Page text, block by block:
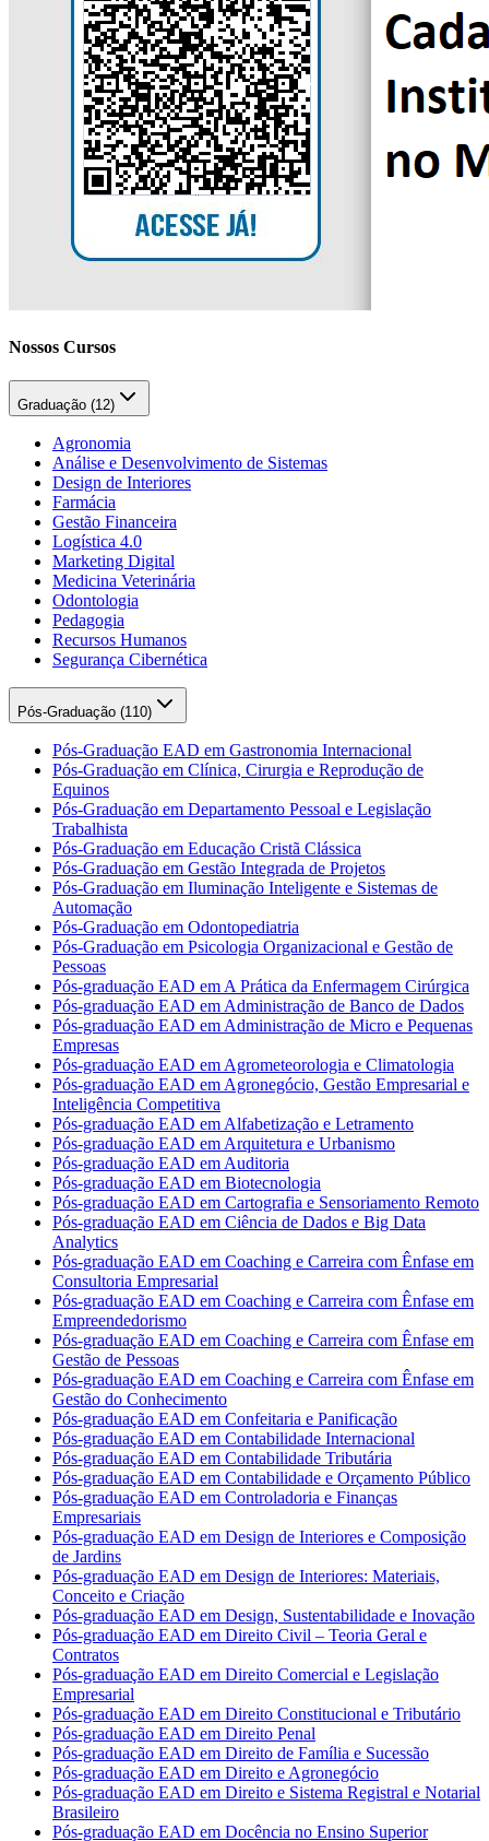
Nossos Cursos
Graduação (12)
Agronomia
Análise e Desenvolvimento de Sistemas
Design de Interiores
Farmácia
Gestão Financeira
Logística 4.0
Marketing Digital
Medicina Veterinária
Odontologia
Pedagogia
Recursos Humanos
Segurança Cibernética
Pós-Graduação (110)
Pós-Graduação EAD em Gastronomia Internacional
Pós-Graduação em Clínica, Cirurgia e Reprodução de
Equinos
Pós-Graduação em Departamento Pessoal e Legislação
Trabalhista
Pós-Graduação em Educação Cristã Clássica
Pós-Graduação em Gestão Integrada de Projetos
Pós-Graduação em Iluminação Inteligente e Sistemas de
Automação
Pós-Graduação em Odontopediatria
Pós-Graduação em Psicologia Organizacional e Gestão de
Pessoas
Pós-graduação EAD em A Prática da Enfermagem Cirúrgica
Pós-graduação EAD em Administração de Banco de Dados
Pós-graduação EAD em Administração de Micro e Pequenas
Empresas
Pós-graduação EAD em Agrometeorologia e Climatologia
Pós-graduação EAD em Agronegócio, Gestão Empresarial e
Inteligência Competitiva
Pós-graduação EAD em Alfabetização e Letramento
Pós-graduação EAD em Arquitetura e Urbanismo
Pós-graduação EAD em Auditoria
Pós-graduação EAD em Biotecnologia
Pós-graduação EAD em Cartografia e Sensoriamento Remoto
Pós-graduação EAD em Ciência de Dados e Big Data
Analytics
Pós-graduação EAD em Coaching e Carreira com Ênfase em
Consultoria Empresarial
Pós-graduação EAD em Coaching e Carreira com Ênfase em
Empreendedorismo
Pós-graduação EAD em Coaching e Carreira com Ênfase em
Gestão de Pessoas
Pós-graduação EAD em Coaching e Carreira com Ênfase em
Gestão do Conhecimento
Pós-graduação EAD em Confeitaria e Panificação
Pós-graduação EAD em Contabilidade Internacional
Pós-graduação EAD em Contabilidade Tributária
Pós-graduação EAD em Contabilidade e Orçamento Público
Pós-graduação EAD em Controladoria e Finanças
Empresariais
Pós-graduação EAD em Design de Interiores e Composição
de Jardins
Pós-graduação EAD em Design de Interiores: Materiais,
Conceito e Criação
Pós-graduação EAD em Design, Sustentabilidade e Inovação
Pós-graduação EAD em Direito Civil – Teoria Geral e
Contratos
Pós-graduação EAD em Direito Comercial e Legislação
Empresarial
Pós-graduação EAD em Direito Constitucional e Tributário
Pós-graduação EAD em Direito Penal
Pós-graduação EAD em Direito de Família e Sucessão
Pós-graduação EAD em Direito e Agronegócio
Pós-graduação EAD em Direito e Sistema Registral e Notarial
Brasileiro
Pós-graduação EAD em Docência no Ensino Superior